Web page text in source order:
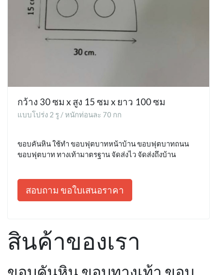
กว้าง 30 ซม x สูง 15 ซม x ยาว 100 ซม
แบบโปร่ง 2 รู / หนักท่อนละ 70 กก
ขอบคันหิน ใช้ทำ ขอบฟุตบาทหน้าบ้าน ขอบฟุตบาทถนน
ขอบฟุตบาท ทางเท้ามาตรฐาน จัดส่งไว จัดส่งถึงบ้าน
สอบถาม ขอใบเสนอราคา
สินค้าของเรา